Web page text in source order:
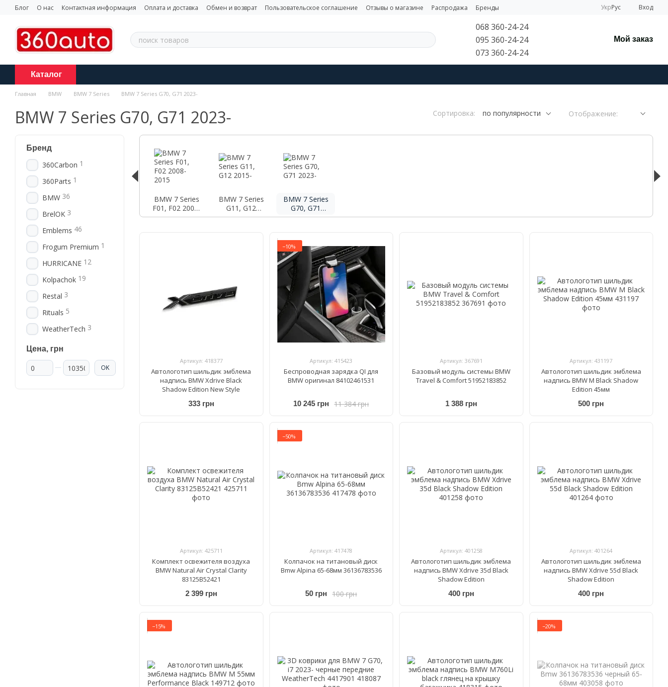
Перейти к основному контенту
Блог О нас Контактная информация Оплата и доставка Обмен и возврат Пользовательское соглашение Отзывы о магазине Распродажа Бренды УкрРус Вход
068 360-24-24
095 360-24-24
073 360-24-24
Мой заказ
Каталог
Главная BMW BMW 7 Series BMW 7 Series G70, G71 2023-
BMW 7 Series G70, G71 2023- Сортировка: по популярности Отображение:
BMW 7 Series
F01, F02 2008-
2015
BMW 7 Series
G11, G12
2015-
BMW 7 Series
G70, G71
2023-
Артикул: 418377
Автологотип шильдик эмблема
надпись BMW Xdrive Black
Shadow Edition New Style
333 грн
−10%
Артикул: 415423
Беспроводная зарядка QI для
BMW оригинал 84102461531
11 384 грн
10 245 грн
Артикул: 367691
Базовый модуль системы BMW
Travel & Comfort 51952183852
1 388 грн
Артикул: 431197
Автологотип шильдик эмблема
надпись BMW M Black Shadow
Edition 45мм
500 грн
Артикул: 425711
Комплект освежителя воздуха
BMW Natural Air Crystal Clarity
83125B52421
2 399 грн
−50%
Артикул: 417478
Колпачок на титановый диск
Bmw Alpina 65-68мм 36136783536
100 грн
50 грн
Артикул: 401258
Автологотип шильдик эмблема
надпись BMW Xdrive 35d Black
Shadow Edition
400 грн
Артикул: 401264
Автологотип шильдик эмблема
надпись BMW Xdrive 55d Black
Shadow Edition
400 грн
−15% −20%
Бренд
360Carbon 1
360Parts 1
BMW 36
BrelOK 3
Emblems 46
Frogum Premium 1
HURRICANE 12
Kolpachok 19
Restal 3
Rituals 5
WeatherTech 3
Цена, грн
От Цена, грн
До Цена, грн OK